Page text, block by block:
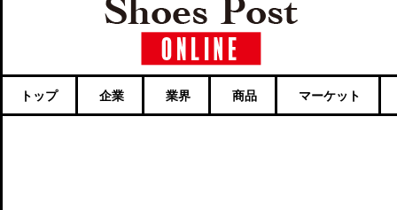
トップ 企業 業界 商品 マーケット